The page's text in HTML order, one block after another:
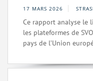
17 MARS 2026
Ce rapport analyse le
les plateformes de
pays de l’Union